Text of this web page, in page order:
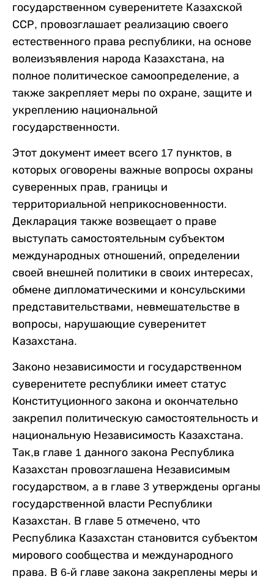
государственном суверенитете Казахской
ССР, провозглашает реализацию своего
естественного права республики, на основе
волеизъявления народа Казахстана, на
полное политическое самоопределение, а
также закрепляет меры по охране, защите и
укреплению национальной
государственности.
Этот документ имеет всего 17 пунктов, в
которых оговорены важные вопросы охраны
суверенных прав, границы и
территориальной неприкосновенности.
Декларация также возвещает о праве
выступать самостоятельным субъектом
международных отношений, определении
своей внешней политики в своих интересах,
обмене дипломатическими и консульскими
представительствами, невмешательстве в
вопросы, нарушающие суверенитет
Казахстана.
Законо независимости и государственном
суверенитете республики имеет статус
Конституционного закона и окончательно
закрепил политическую самостоятельность и
национальную Независимость Казахстана.
Так,в главе 1 данного закона Республика
Казахстан провозглашена Независимым
государством, а в главе 3 утверждены органы
государственной власти Республики
Казахстан. В главе 5 отмечено, что
Республика Казахстан становится субъектом
мирового сообщества и международного
права. В 6-й главе закона закреплены меры и